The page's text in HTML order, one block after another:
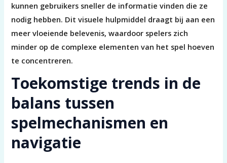
kunnen gebruikers sneller de informatie vinden die ze
nodig hebben. Dit visuele hulpmiddel draagt bij aan een
meer vloeiende belevenis, waardoor spelers zich
minder op de complexe elementen van het spel hoeven
te concentreren.
Toekomstige trends in de
balans tussen
spelmechanismen en
navigatie